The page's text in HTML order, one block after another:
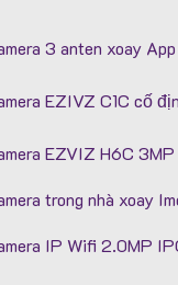
3 anten xoay
EZIVZ C1C cố
EZVIZ H6C 3MP
trong nhà xoay
IP Wifi 2.0MP